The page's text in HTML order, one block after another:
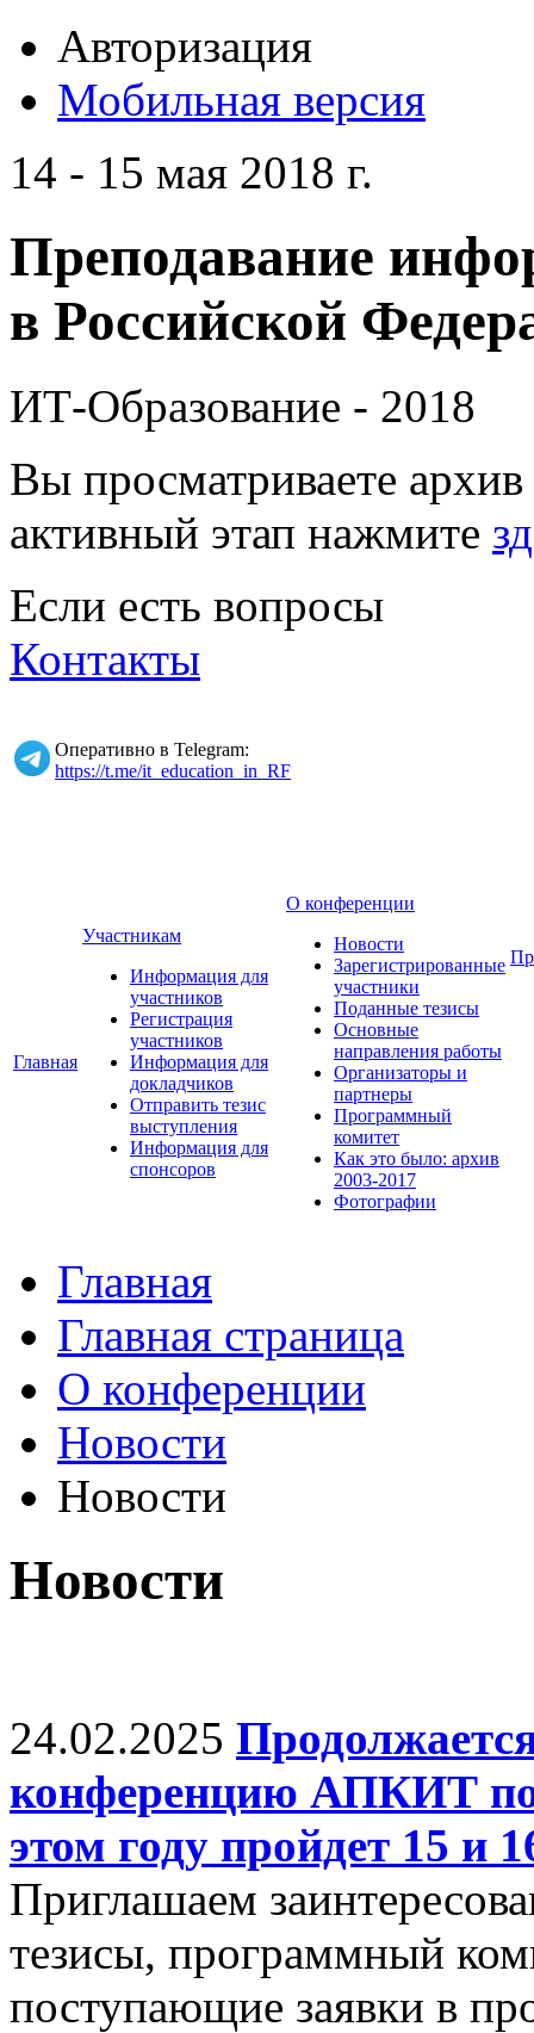
Авторизация
Мобильная версия
14 - 15 мая 2018 г.
Преподавание
в Российской
ИТ-Образование - 2018
Вы просматриваете
активный этап нажмите
Если есть вопросы
Контакты
Оперативно в Telegram:
https://t.me/it_education_in_RF
Главная
Участникам
Информация для
участников
Регистрация
участников
Информация для
докладчиков
Отправить тезис
выступления
Информация для
спонсоров
О конференции
Новости
Зарегистрированные
участники
Поданные тезисы
Основные
направления работы
Организаторы и
партнеры
Программный
комитет
Как это было: архив
2003-2017
Фотографии
Главная
Главная страница
О конференции
Новости
Новости
Новости
24.02.2025
конференцию АПКИТ
этом году пройдет 15 и
Приглашаем
тезисы, программный
поступающие заявки в